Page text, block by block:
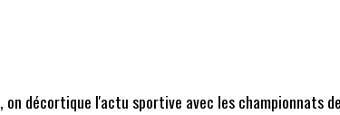
on décortique l'actu sportive avec les championnats